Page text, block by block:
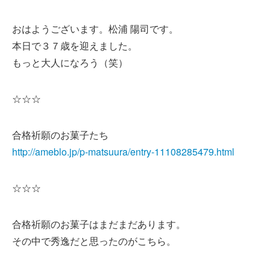
おはようございます。松浦 陽司です。
本日で３７歳を迎えました。
もっと大人になろう（笑）
☆☆☆
合格祈願のお菓子たち
http://ameblo.jp/p-matsuura/entry-11108285479.html
☆☆☆
合格祈願のお菓子はまだまだあります。
その中で秀逸だと思ったのがこちら。